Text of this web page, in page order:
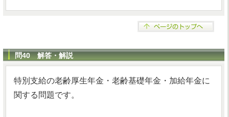
問40 解答・解説
特別支給の老齢厚生年金・老齢基礎年金・加給年金に
関する問題です。